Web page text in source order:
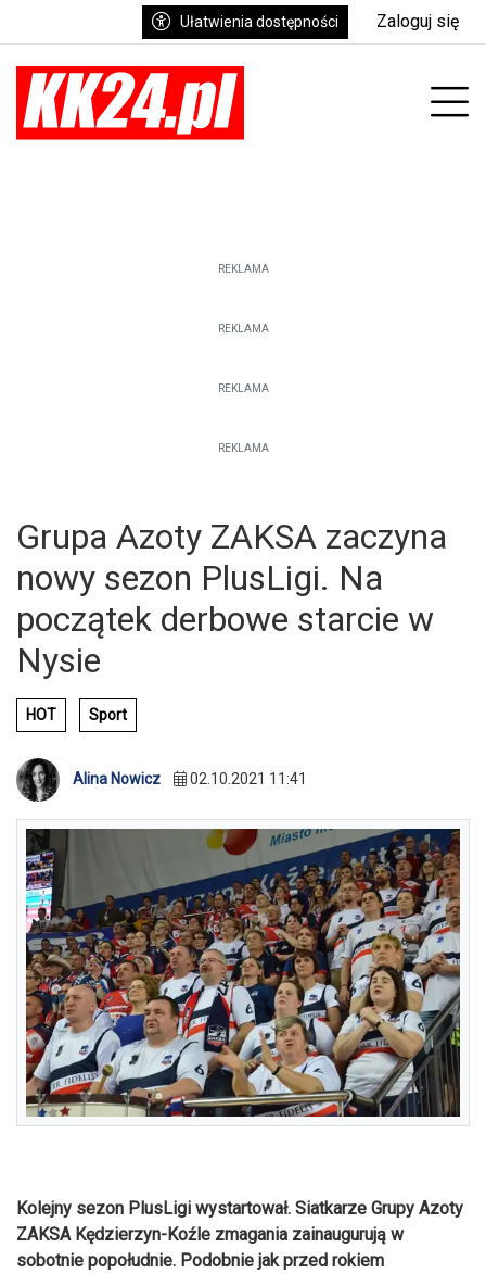
Ułatwienia dostępności Zaloguj się
REKLAMA
REKLAMA
REKLAMA
REKLAMA
Grupa Azoty ZAKSA zaczyna
nowy sezon PlusLigi. Na
początek derbowe starcie w
Nysie
HOT Sport
Alina Nowicz 02.10.2021 11:41
Kolejny sezon PlusLigi wystartował. Siatkarze Grupy Azoty
ZAKSA Kędzierzyn-Koźle zmagania zainaugurują w
sobotnie popołudnie. Podobnie jak przed rokiem